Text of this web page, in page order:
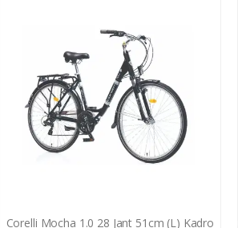
Corelli Mocha 1.0 28 Jant 51cm (L) Kadro